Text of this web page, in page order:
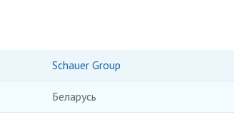
Schauer Group
Беларусь